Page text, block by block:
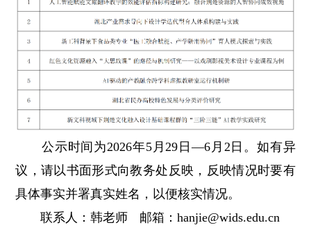
公示时间为2026年5月29日—6月2日。如有异
议，请以书面形式向教务处反映，反映情况时要有
具体事实并署真实姓名，以便核实情况。
联系人：韩老师
邮箱：hanjie@wids.edu.cn